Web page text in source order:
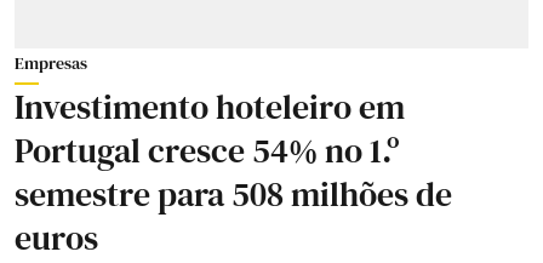
Empresas
Investimento hoteleiro em
Portugal cresce 54% no 1.º
semestre para 508 milhões de
euros